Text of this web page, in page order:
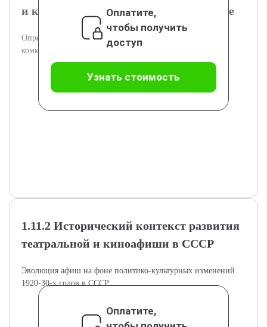
и киноафиши в культурном контексте
Определение и значение афиш в культурном и
коммуникативном пространстве СССР 1920-30-х гг.
Оплатите,
чтобы получить
доступ
Узнать стоимость
1.11.2 Исторический контекст развития
театральной и киноафиши в СССР
Эволюция афиш на фоне политико-культурных изменений
1920-30-х годов в СССР.
Оплатите,